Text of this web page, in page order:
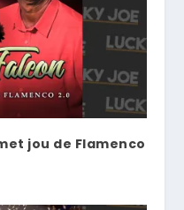
jou de Flamenco